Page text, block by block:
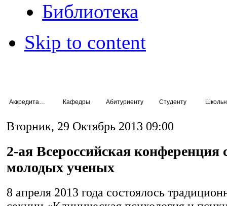
Библиотека
Skip to content
Кафедры Абитуриенту Студенту
Вторник, 29 Октябрь 2013 09:00
2-ая Всероссийская конференция
молодых ученых
8 апреля 2013 года состоялось